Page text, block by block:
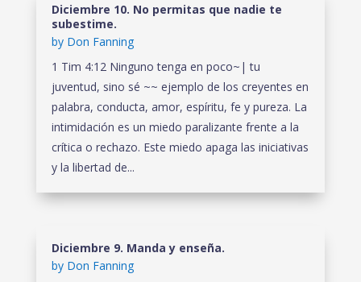
Diciembre 10. No permitas que nadie te
subestime.
by Don Fanning
1 Tim 4:12 Ninguno tenga en poco~| tu
juventud, sino sé ~~ ejemplo de los creyentes en
palabra, conducta, amor, espíritu, fe y pureza. La
intimidación es un miedo paralizante frente a la
crítica o rechazo. Este miedo apaga las iniciativas
y la libertad de...
Diciembre 9. Manda y enseña.
by Don Fanning